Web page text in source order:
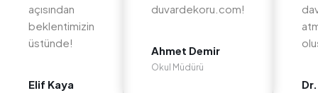
açısından
beklentimizin
üstünde!
Elif Kaya
duvardekoru.com!
Ahmet Demir
Okul Müdürü